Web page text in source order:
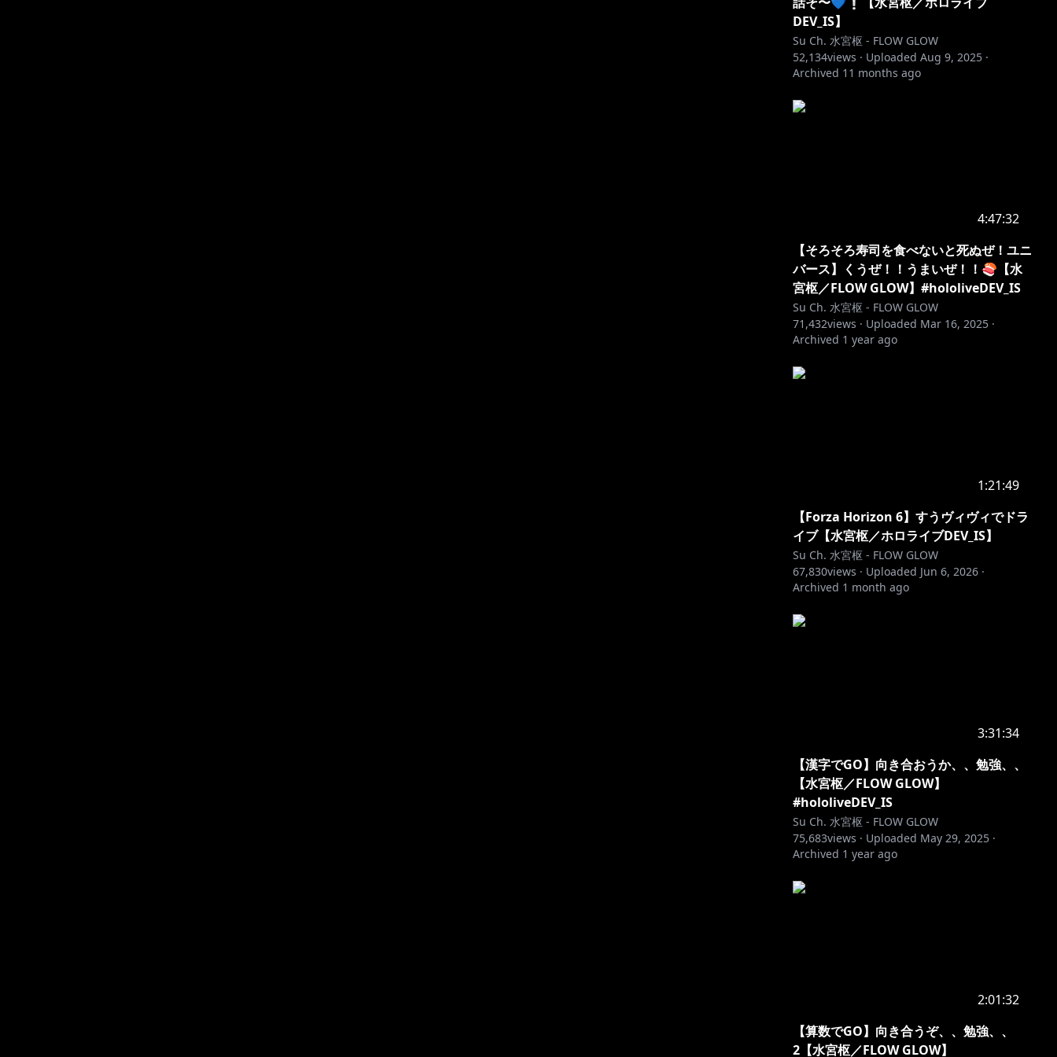
DEV_IS】
Su Ch. 水宮枢 - FLOW GLOW
52,134views · Uploaded Aug 9, 2025 ·
Archived 11 months ago
4:47:32
【そろそろ寿司を食べないと死ぬぜ！ユニ
バース】くうぜ！！うまいぜ！！🍣【水
宮枢／FLOW GLOW】#hololiveDEV_IS
Su Ch. 水宮枢 - FLOW GLOW
71,432views · Uploaded Mar 16, 2025 ·
Archived 1 year ago
1:21:49
【Forza Horizon 6】すうヴィヴィでドラ
イブ【水宮枢／ホロライブDEV_IS】
Su Ch. 水宮枢 - FLOW GLOW
67,830views · Uploaded Jun 6, 2026 ·
Archived 1 month ago
3:31:34
【漢字でGO】向き合おうか、、勉強、、
【水宮枢／FLOW GLOW】
#hololiveDEV_IS
Su Ch. 水宮枢 - FLOW GLOW
75,683views · Uploaded May 29, 2025 ·
Archived 1 year ago
2:01:32
【算数でGO】向き合うぞ、、勉強、、
2【水宮枢／FLOW GLOW】